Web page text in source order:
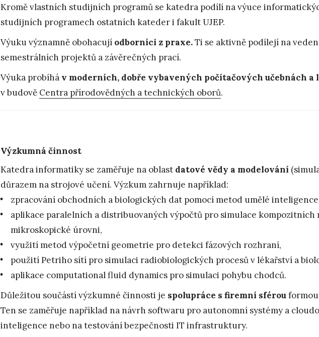
Kromě vlastních studijních programů se katedra podílí na výuce
studijních programech ostatních kateder i fakult UJEP.
Výuku významně obohacují odborníci z praxe.Ti se aktivně podílejí na
semestrálních projektů a závěrečných prací.
Výuka probíhá v moderních, dobře vybavených počítačových učebnách a
v budově Centra přírodovědných a technických oborů.
Výzkumná činnost
Katedra informatiky se zaměřuje na oblast datové vědy a modelování
důrazem na strojové učení. Výzkum zahrnuje například:
zpracování obchodních a biologických dat pomocí metod umělé
aplikace paralelních a distribuovaných výpočtů pro simulace kompozitních
mikroskopické úrovni,
využití metod výpočetní geometrie pro detekci fázových rozhraní,
použití Petriho sítí pro simulaci radiobiologických procesů v lékařství a
aplikace computational fluid dynamics pro simulaci pohybu chodců.
Důležitou součástí výzkumné činnosti je spolupráce s firemní sférou
Ten se zaměřuje například na návrh softwaru pro autonomní systémy a
inteligence nebo na testování bezpečnosti IT infrastruktury.